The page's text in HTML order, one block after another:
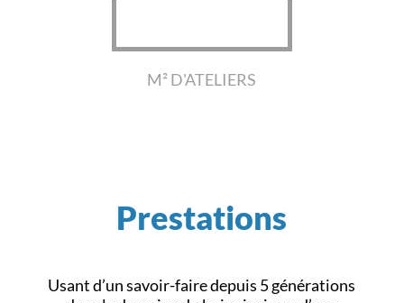
M² D'ATELIERS
Prestations
Usant d’un savoir-faire depuis 5 générations